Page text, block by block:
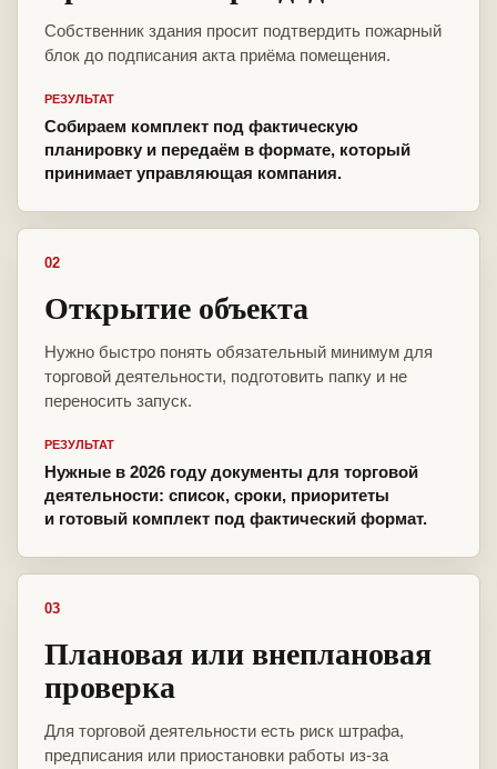
Собственник здания просит подтвердить пожарный
блок до подписания акта приёма помещения.
РЕЗУЛЬТАТ
Собираем комплект под фактическую
планировку и передаём в формате, который
принимает управляющая компания.
02
Открытие объекта
Нужно быстро понять обязательный минимум для
торговой деятельности, подготовить папку и не
переносить запуск.
РЕЗУЛЬТАТ
Нужные в 2026 году документы для торговой
деятельности: список, сроки, приоритеты
и готовый комплект под фактический формат.
03
Плановая или внеплановая
проверка
Для торговой деятельности есть риск штрафа,
предписания или приостановки работы из-за